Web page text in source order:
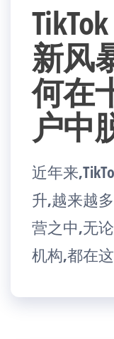
新风
何在
户中
近年来
升,越来越
营之中,无
机构,都在